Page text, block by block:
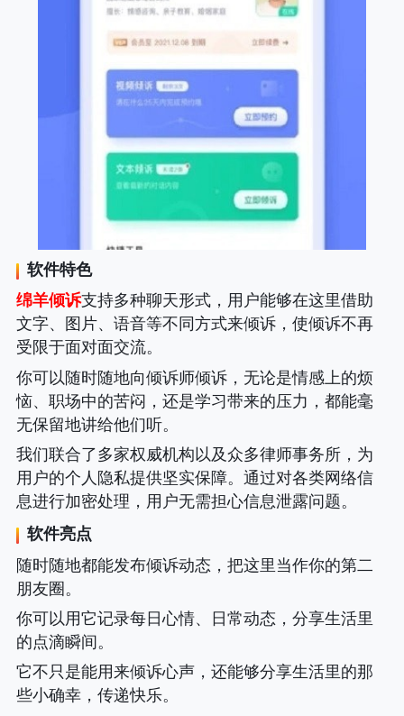
软件特色
绵羊倾诉支持多种聊天形式，用户能够在这里借助
文字、图片、语音等不同方式来倾诉，使倾诉不再
受限于面对面交流。
你可以随时随地向倾诉师倾诉，无论是情感上的烦
恼、职场中的苦闷，还是学习带来的压力，都能毫
无保留地讲给他们听。
我们联合了多家权威机构以及众多律师事务所，为
用户的个人隐私提供坚实保障。通过对各类网络信
息进行加密处理，用户无需担心信息泄露问题。
软件亮点
随时随地都能发布倾诉动态，把这里当作你的第二
朋友圈。
你可以用它记录每日心情、日常动态，分享生活里
的点滴瞬间。
它不只是能用来倾诉心声，还能够分享生活里的那
些小确幸，传递快乐。